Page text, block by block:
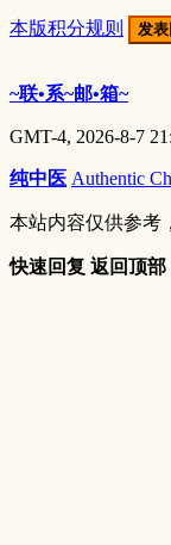
本版积分规则 发
~联•系~邮•箱~
GMT-4, 2026-8-7
纯中医 Authentic
本站内容仅供参考
快速回复 返回顶部